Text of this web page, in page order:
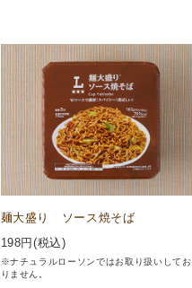
麺大盛り ソース焼そば
198円(税込)
※ナチュラルローソンではお取り扱いしてお
りません。